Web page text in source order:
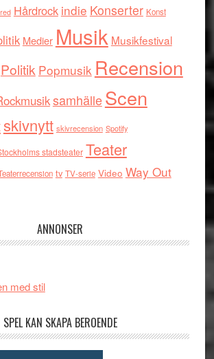
Hårdrock indie Konserter Konst
Medier Musik Musikfestival
Politik Popmusik Recension
samhälleScen
skivnytt skivrecension Spotify
stadsteater Teater
tv TV-serie Video Way Out
ANNONSER
med stil
SPEL KAN SKAPA BEROENDE